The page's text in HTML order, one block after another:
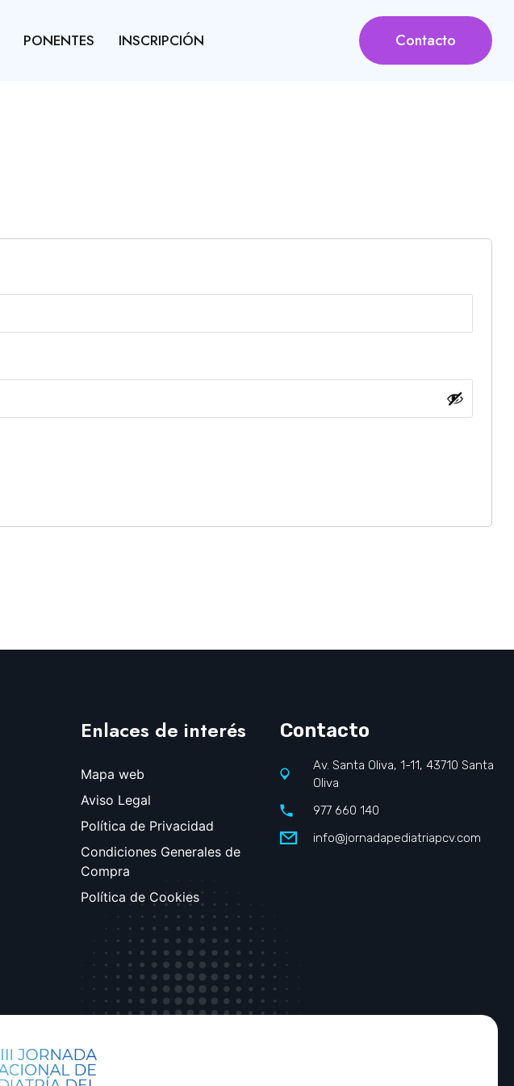
PONENTES INSCRIPCIÓN Contacto
Enlaces de interés
Mapa web
Aviso Legal
Política de Privacidad
Condiciones Generales de
Compra
Política de Cookies
Contacto
Av. Santa Oliva, 1-11, 43710 Santa
Oliva
977 660 140
info@jornadapediatriapcv.com